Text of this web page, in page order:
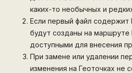
каких-то необычных и
Если первый файл содержит
будут созданы на маршруте
доступными для внесения
При замене или удалении
изменения на Геоточках не